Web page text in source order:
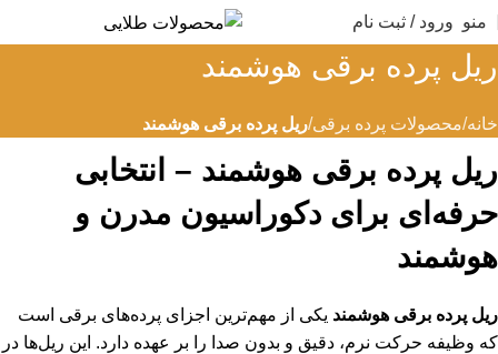
منو ورود / ثبت نام
ریل پرده برقی هوشمند
خانه محصولات پرده برقی ریل پرده برقی هوشمند
ریل پرده برقی هوشمند – انتخابی
حرفه‌ای برای دکوراسیون مدرن و
هوشمند
ریل پرده برقی هوشمند یکی از مهم‌ترین اجزای پرده‌های برقی است
که وظیفه حرکت نرم، دقیق و بدون صدا را بر عهده دارد. این ریل‌ها در